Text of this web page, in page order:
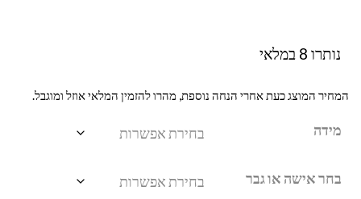
נותרו 8 במלאי
המחיר המוצג כעת אחרי הנחה נוספת, מהרו להזמין המלאי אוזל ומוגבל.
מידה
בחר אישה או גבר